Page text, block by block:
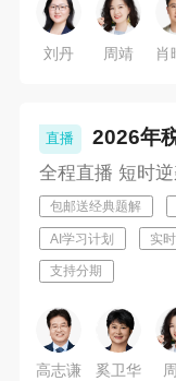
刘丹 周靖 肖
直播
2026年
全程直播 短时
包邮送经典题解
AI学习计划 实
支持分期
高志谦 奚卫华